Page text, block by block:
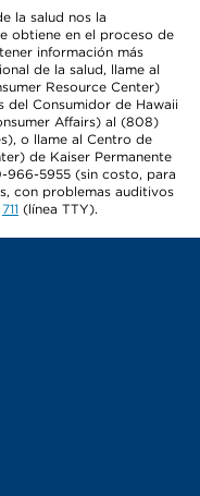
la salud nos la
obtiene en el proceso de
información más
de la salud, llame al
Resource Center)
Consumidor de Hawaii
Affairs) al (808)
o llame al Centro de
de Kaiser Permanente
966-5955 (sin costo, para
con problemas auditivos
711 (línea TTY).